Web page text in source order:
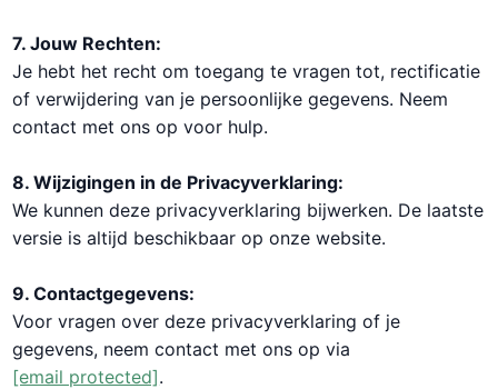
7. Jouw Rechten:
Je hebt het recht om toegang te vragen tot, rectificatie
of verwijdering van je persoonlijke gegevens. Neem
contact met ons op voor hulp.
8. Wijzigingen in de Privacyverklaring:
We kunnen deze privacyverklaring bijwerken. De laatste
versie is altijd beschikbaar op onze website.
9. Contactgegevens:
Voor vragen over deze privacyverklaring of je
gegevens, neem contact met ons op via
[email protected].